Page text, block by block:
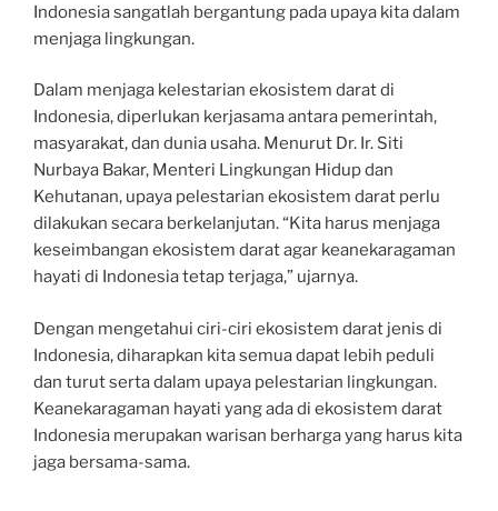
Indonesia sangatlah bergantung pada upaya kita dalam
menjaga lingkungan.
Dalam menjaga kelestarian ekosistem darat di
Indonesia, diperlukan kerjasama antara pemerintah,
masyarakat, dan dunia usaha. Menurut Dr. Ir. Siti
Nurbaya Bakar, Menteri Lingkungan Hidup dan
Kehutanan, upaya pelestarian ekosistem darat perlu
dilakukan secara berkelanjutan. “Kita harus menjaga
keseimbangan ekosistem darat agar keanekaragaman
hayati di Indonesia tetap terjaga,” ujarnya.
Dengan mengetahui ciri-ciri ekosistem darat jenis di
Indonesia, diharapkan kita semua dapat lebih peduli
dan turut serta dalam upaya pelestarian lingkungan.
Keanekaragaman hayati yang ada di ekosistem darat
Indonesia merupakan warisan berharga yang harus kita
jaga bersama-sama.